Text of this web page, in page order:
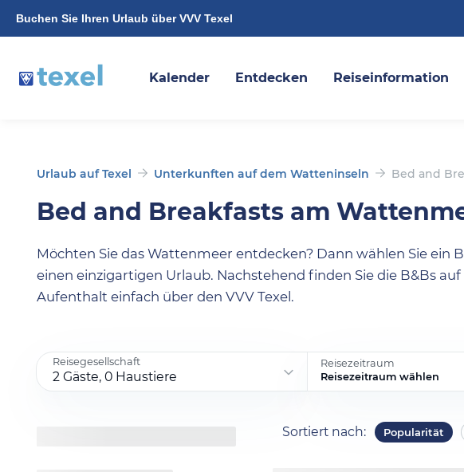
Buchen Sie Ihren Urlaub über VVV Texel
Kalender Entdecken Reiseinformation
Urlaub auf Texel Unterkunften auf dem Watteninseln Bed and
Bed and Breakfasts am
Möchten Sie das Wattenmeer entdecken? Dann wählen Sie ein
einen einzigartigen Urlaub. Nachstehend finden Sie die B&Bs
Aufenthalt einfach über den VVV Texel.
Reisegesellschaft
2 Gäste, 0 Haustiere
Reisezeitraum
Reisezeitraum wählen
Sortiert nach: Popularität